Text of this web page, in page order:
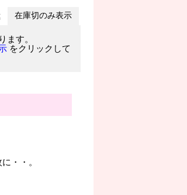
在庫切のみ表示
ます。
をクリックして
・・。